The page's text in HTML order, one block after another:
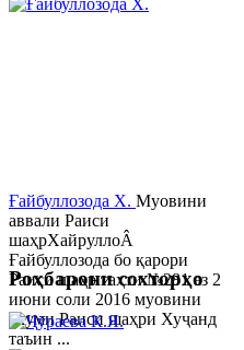
Ғайбуллозода Х. Муовини
аввали Раиси
шаҳрХайруллоÂ
Ғайбуллозода бо қарори
Раиси шаҳр таҳти №281 аз 2
июни соли 2016 муовини
якуми Раиси шаҳри Хуҷанд
таъин ...
Роҳбарони сохторҳо